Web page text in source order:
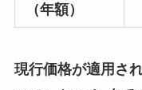
（年額）
現行価格が適用さ